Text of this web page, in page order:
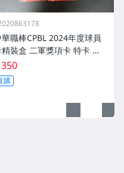
職棒CPBL 2024年度球員
裝盒 二軍獎項卡 特卡 一
共十張 劉家翔 林耀煌 溫展
藍愷青 黃柏豪 張士綸 凱力
購